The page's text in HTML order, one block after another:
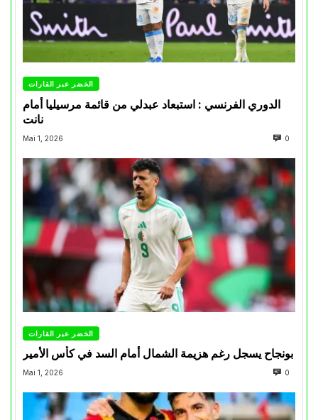
الخضر عبر القارات
الدوري الفرنسي : استبعاد عبدلي من قائمة مرسيليا أمام
نانت
Mai 1, 2026 0
الخضر عبر القارات
بونجاح يسجل رغم هزيمة الشمال أمام السد في كأس الأمير
Mai 1, 2026 0